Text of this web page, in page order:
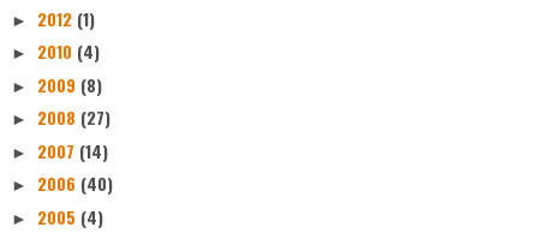
► 2012 (1)
► 2010 (4)
► 2009 (8)
► 2008 (27)
► 2007 (14)
► 2006 (40)
► 2005 (4)